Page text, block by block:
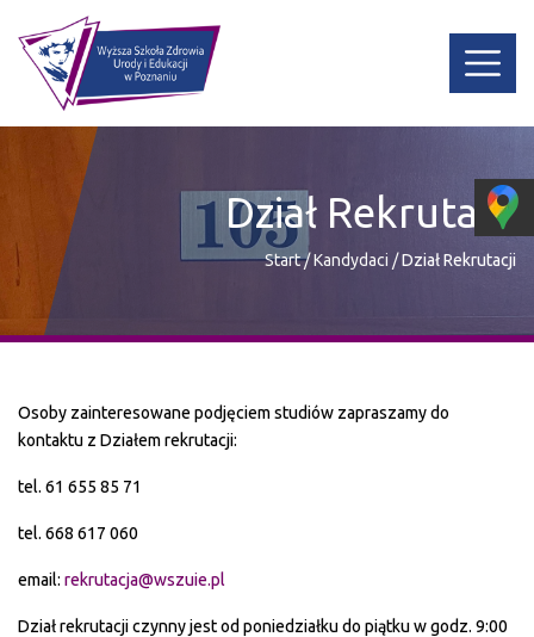
Dział Rekrutacji
Start/Kandydaci /Dział Rekrutacji
Osoby zainteresowane podjęciem studiów zapraszamy do
kontaktu z Działem rekrutacji:
tel. 61 655 85 71
tel. 668 617 060
email: rekrutacja@wszuie.pl
Dział rekrutacji czynny jest od poniedziałku do piątku w godz. 9:00